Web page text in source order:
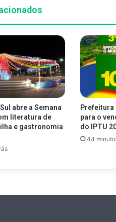
abre a Semana
literatura de
e gastronomia
Prefeitura
para o
do IPTU
44